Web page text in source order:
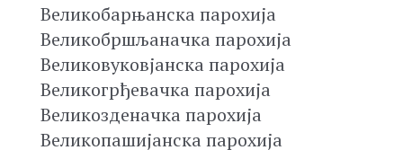
Великобарњанска парохија
Великобршљаначка парохија
Великовуковјанска парохија
Великогрђевачка парохија
Великозденачка парохија
Великопашијанска парохија